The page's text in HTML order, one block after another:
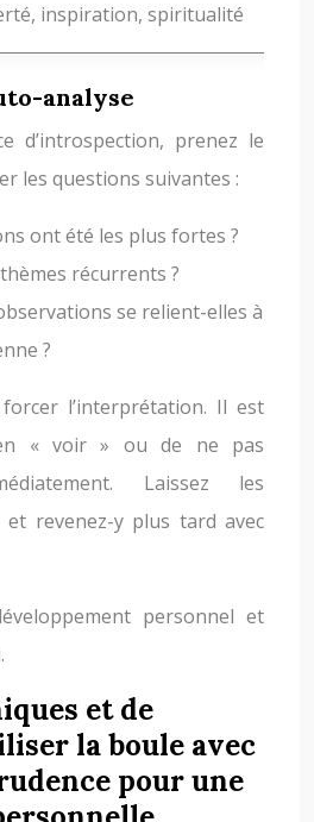
inspiration, spiritualité
analyse
d’introspection, prenez le
les questions suivantes :
ont été les plus fortes ?
récurrents ?
se relient-elles à
?
forcer l’interprétation. Il est
« voir » ou de ne pas
Laissez les
revenez-y plus tard avec
personnel et
et de
la boule avec
pour une